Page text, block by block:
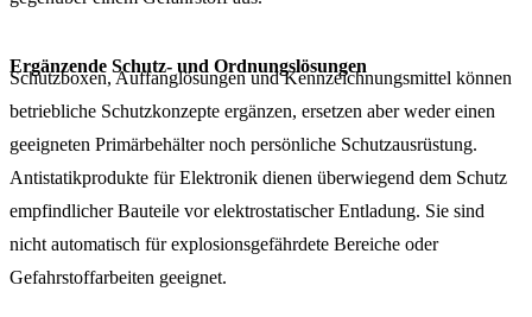
Ergänzende Schutz- und Ordnungslösungen
Schutzboxen, Auffanglösungen und Kennzeichnungsmittel können
betriebliche Schutzkonzepte ergänzen, ersetzen aber weder einen
geeigneten Primärbehälter noch persönliche Schutzausrüstung.
Antistatikprodukte für Elektronik dienen überwiegend dem Schutz
empfindlicher Bauteile vor elektrostatischer Entladung. Sie sind
nicht automatisch für explosionsgefährdete Bereiche oder
Gefahrstoffarbeiten geeignet.